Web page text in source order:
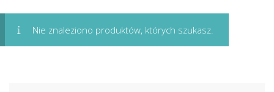
Nie znaleziono produktów, których szukasz.